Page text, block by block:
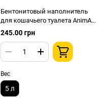
Бентонитовый наполнитель
для кошачьего туалета AnimAll
белый Детская пудра
комкующийся 5л
245.00 грн
Вес
5 л